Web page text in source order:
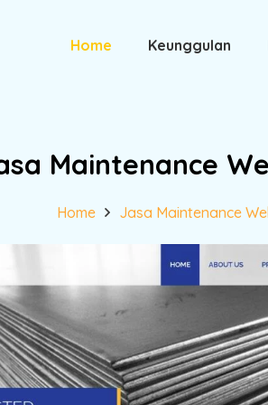
Home Keunggulan
Maintenance
Home Jasa Maintenance